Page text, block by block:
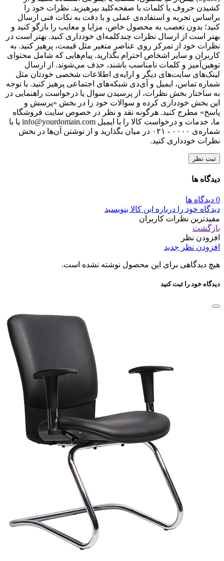
کشیدن حروف یا کلمات با صفحه‌کلید بپرهیزید. نظرات خود را
براساس تجربه و استفاده‌ی عملی و با دقت به نکات فنی ارسال
کنید؛ بدون تعصب به محصول خاص، مزایا و معایب را بازگو کنید و
بهتر است از ارسال نظرات چندکلمه‌‌ای خودداری کنید. بهتر است در
نظرات خود از تمرکز روی عناصر متغیر مثل قیمت، پرهیز کنید. به
کاربران و سایر اشخاص احترام بگذارید. پیام‌هایی که شامل محتوای
توهین‌آمیز و کلمات نامناسب باشند، حذف می‌شوند. از ارسال
لینک‌های سایت‌های دیگر و ارایه‌ی اطلاعات شخصی خودتان مثل
شماره تماس، ایمیل و آی‌دی شبکه‌های اجتماعی پرهیز کنید. با توجه
به ساختار بخش نظرات، از پرسیدن سوال یا درخواست راهنمایی در
این بخش خودداری کرده و سوالات خود را در بخش «پرسش و
پاسخ» مطرح کنید. هرگونه نقد و نظر در خصوص سایت فروشگاه
ما، خدمات و درخواست کالا را با ایمیل info@yourdomain.com یا با
شماره‌ی ۰۰۰۰ - ۰۲۱ در میان بگذارید و از نوشتن آن‌ها در بخش
نظرات خودداری کنید.
ثبت نظر
دیدگاه ها
0 دیدگاه ها
دیدگاه خود را درباره این کالا بنویسید
مفیدترین نظرات کاربران
بازگشت
افزودن نظر
افزودن نظر جدید
هیچ دیدگاهی برای این محصول نوشته نشده است.
دیدگاه خود را ثبت کنید